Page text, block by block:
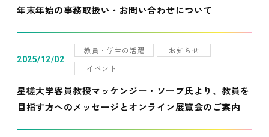
年末年始の事務取扱い・お問い合わせについて
2025/12/02
教員・学生の活躍
お知らせ
イベント
星槎大学客員教授マッケンジー・ソープ氏より、教員を
目指す方へのメッセージとオンライン展覧会のご案内